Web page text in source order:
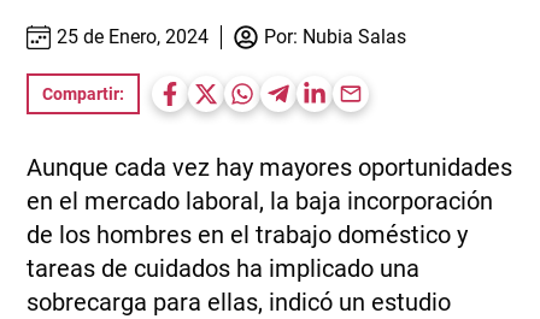
25 de Enero, 2024 Por: Nubia Salas
Compartir:
Aunque cada vez hay mayores oportunidades
en el mercado laboral, la baja incorporación
de los hombres en el trabajo doméstico y
tareas de cuidados ha implicado una
sobrecarga para ellas, indicó un estudio